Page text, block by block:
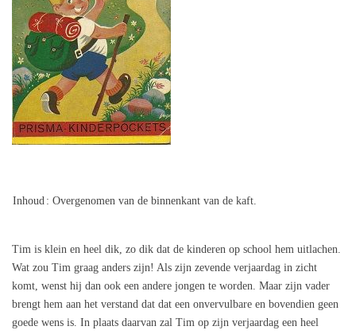
Inhoud : Overgenomen van de binnenkant van de kaft.
Tim is klein en heel dik, zo dik dat de kinderen op school hem uitlachen.
Wat zou Tim graag anders zijn! Als zijn zevende verjaardag in zicht
komt, wenst hij dan ook een andere jongen te worden. Maar zijn vader
brengt hem aan het verstand dat dat een onvervulbare en bovendien geen
goede wens is. In plaats daarvan zal Tim op zijn verjaardag een heel